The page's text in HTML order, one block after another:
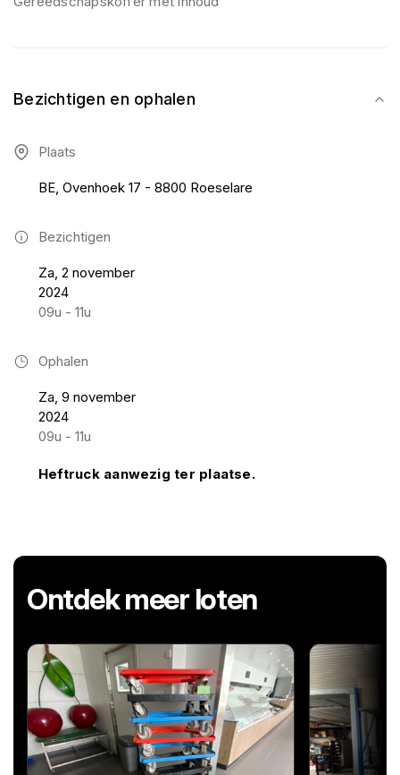
Bezichtigen en ophalen
Plaats
BE, Ovenhoek 17 - 8800 Roeselare
Bezichtigen
Za, 2 november
2024
09u - 11u
Ophalen
Za, 9 november
2024
09u - 11u
Heftruck aanwezig ter plaatse.
Ontdek meer loten